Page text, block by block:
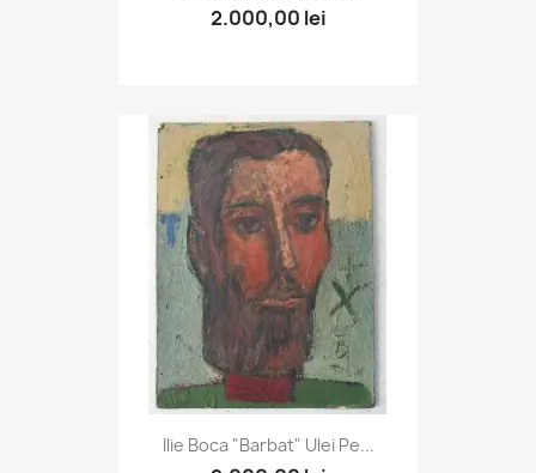
2.000,00 lei
Ilie Boca "Barbat" Ulei Pe...